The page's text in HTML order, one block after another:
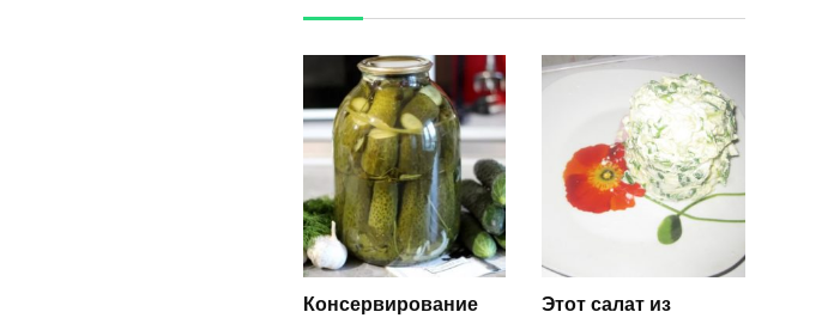
Консервирование
Этот салат из